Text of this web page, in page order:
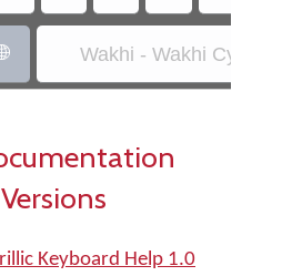
Wakhi - Wakhi Cyrillic
Versions
Keyboard Help 1.0